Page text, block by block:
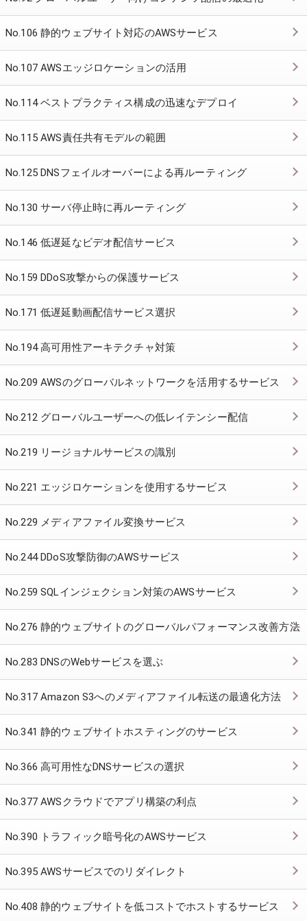
No.106 静的ウェブサイト対応のAWSサービス
No.107 AWSエッジロケーションの活用
No.114 ベストプラクティス構成の迅速なデプロイ
No.115 AWS責任共有モデルの範囲
No.125 DNSフェイルオーバーによる再ルーティング
No.130 サーバ停止時に再ルーティング
No.146 低遅延なビデオ配信サービス
No.159 DDoS攻撃からの保護サービス
No.171 低遅延動画配信サービス選択
No.194 高可用性アーキテクチャ対策
No.209 AWSのグローバルネットワークを活用するサービス
No.212 グローバルユーザーへの低レイテンシー配信
No.219 リージョナルサービスの識別
No.221 エッジロケーションを使用するサービス
No.229 メディアファイル変換サービス
No.244 DDoS攻撃防御のAWSサービス
No.259 SQLインジェクション対策のAWSサービス
No.276 静的ウェブサイトのグローバルパフォーマンス改善方法
No.283 DNSのWebサービスを選ぶ
No.317 Amazon S3へのメディアファイル転送の最適化方法
No.341 静的ウェブサイトホスティングのサービス
No.366 高可用性なDNSサービスの選択
No.377 AWSクラウドでアプリ構築の利点
No.390 トラフィック暗号化のAWSサービス
No.395 AWSサービスでのリダイレクト
No.408 静的ウェブサイトを低コストでホストするサービス